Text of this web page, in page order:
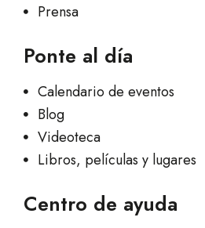
Prensa
Ponte al día
Calendario de eventos
Blog
Videoteca
Libros, películas y lugares
Centro de ayuda